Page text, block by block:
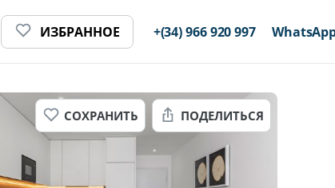
ИЗБРАННОЕ +(34) 966 920 997
СОХРАНИТЬ ПОДЕЛИТЬСЯ